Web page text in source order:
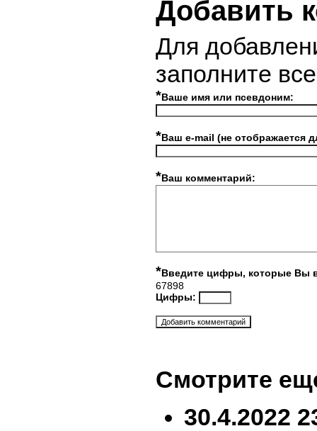
Добавить
Для
заполните
*Ваше имя или псевдоним:
*Ваш e-mail (не отображается
*Ваш комментарий:
*Введите цифры, которые Вы
67898
Цифры:
Смотрите
30.4.2022